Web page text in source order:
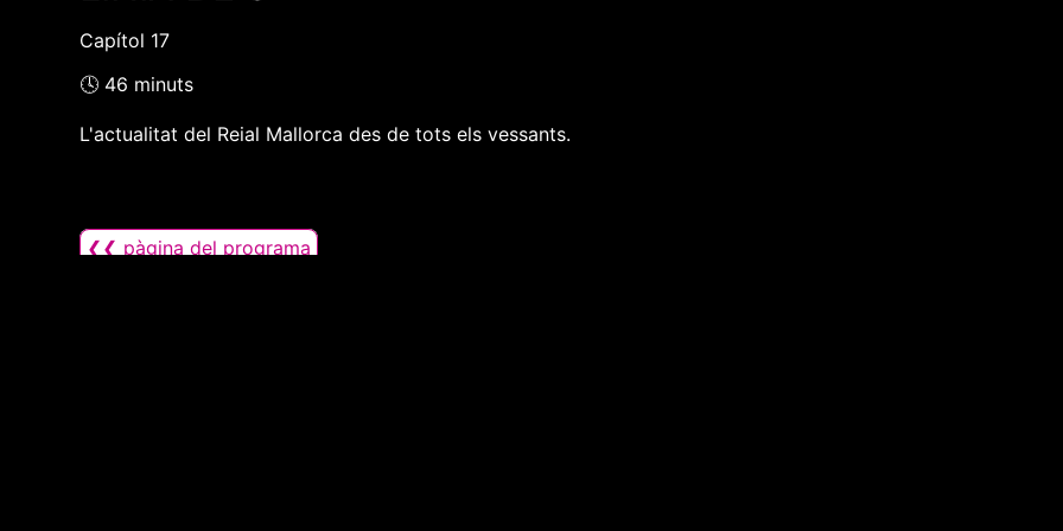
Capítol 17
🕓 46 minuts
L'actualitat del Reial Mallorca des de tots els vessants.
❮❮ pàgina del programa